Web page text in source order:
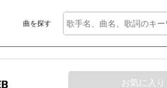
曲を探す
お気に入り